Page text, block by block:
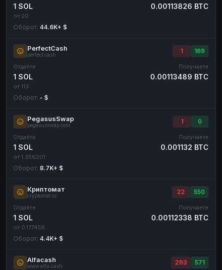
1 SOL
от 20
0.00113826 BTC
Оборот: 44.6K+ $
PerfectCash
perfect.cash
1 169
Отдаёте
1 SOL
от 113
Получаете
0.00113489 BTC
Оборот: - $
PegasusSwap
pegasusswap.com
1 0
Отдаёте
1 SOL
от 1.356201
Получаете
0.001132 BTC
Оборот: 8.7K+ $
Криптомат
cryptomat.cc
22 550
Отдаёте
1 SOL
от 0.177458
Получаете
0.00112338 BTC
Оборот: 4.4K+ $
Alfacash
www.alfa.cash
293 571